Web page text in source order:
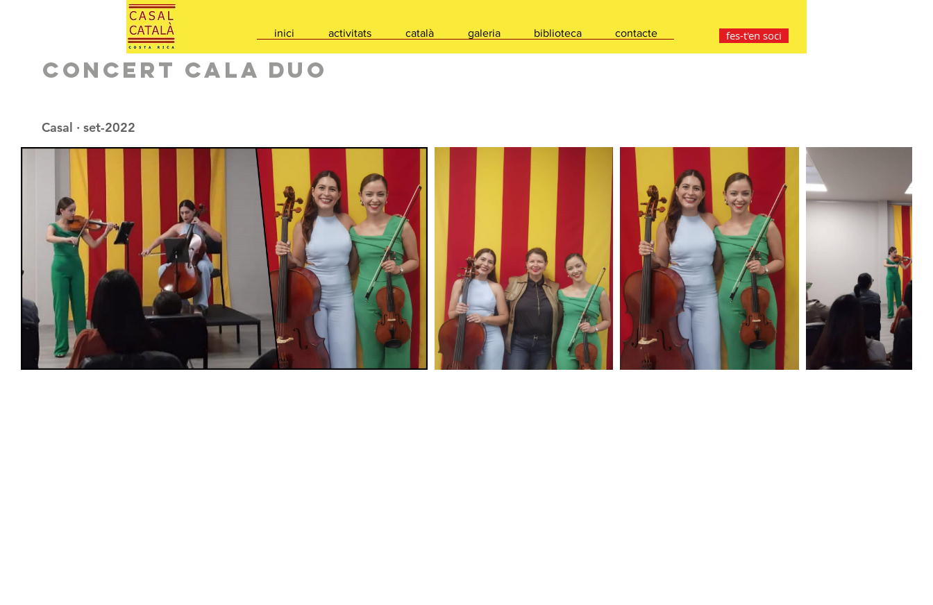
inici activitats català galeria biblioteca contacte fes-t'en soci
Concert Cala Duo
Casal · set-2022